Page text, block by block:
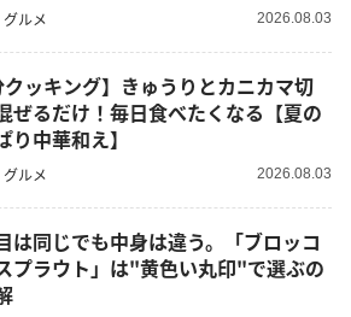
ルメ 2026.08.03
クッキング】きゅうりとカニカマ切
ぜるだけ！毎日食べたくなる【夏の
り中華和え】
ルメ 2026.08.03
は同じでも中身は違う。「ブロッコ
プラウト」は"黄色い丸印"で選ぶの